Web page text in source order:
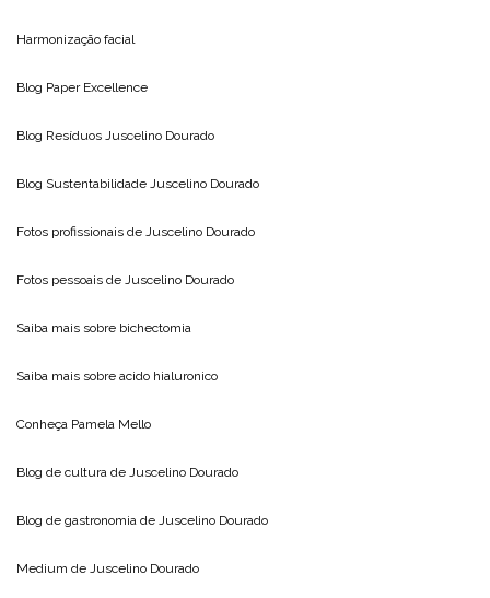
Harmonização facial
Blog Paper Excellence
Blog Resíduos Juscelino Dourado
Blog Sustentabilidade Juscelino Dourado
Fotos profissionais de Juscelino Dourado
Fotos pessoais de Juscelino Dourado
Saiba mais sobre bichectomia
Saiba mais sobre acido hialuronico
Conheça Pamela Mello
Blog de cultura de Juscelino Dourado
Blog de gastronomia de Juscelino Dourado
Medium de Juscelino Dourado